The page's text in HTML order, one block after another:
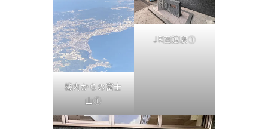
機内からの富士
山①
JR函館駅①